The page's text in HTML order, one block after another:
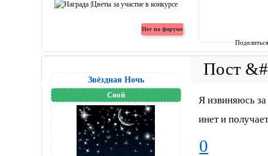
Звёздная Ночь
Свой
Я извиняюсь
инет и
0